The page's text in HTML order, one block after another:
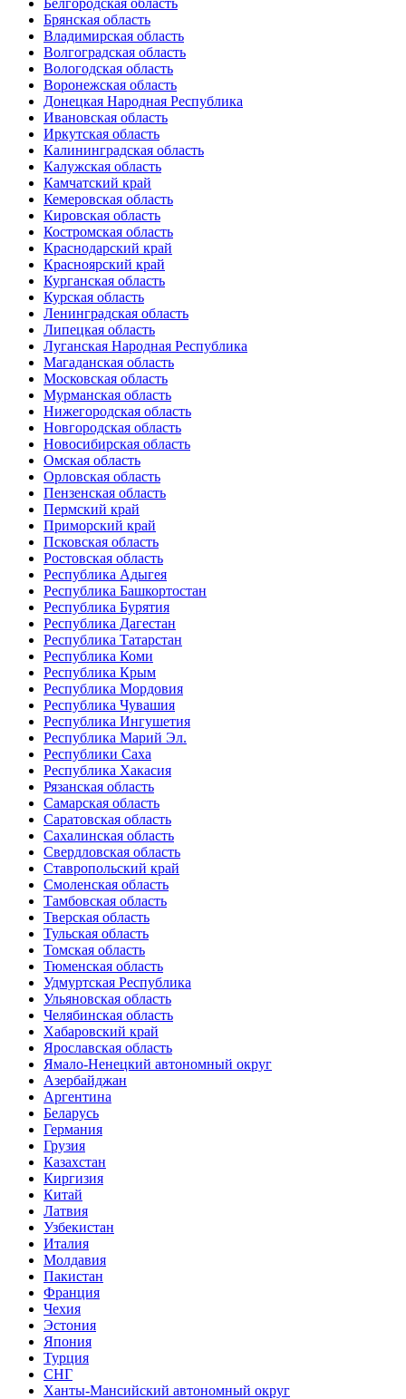
Белгородская область
Брянская область
Владимирская область
Волгоградская область
Вологодская область
Воронежская область
Донецкая Народная Республика
Ивановская область
Иркутская область
Калининградская область
Калужская область
Камчатский край
Кемеровская область
Кировская область
Костромская область
Краснодарский край
Красноярский край
Курганская область
Курская область
Ленинградская область
Липецкая область
Луганская Народная Республика
Магаданская область
Московская область
Мурманская область
Нижегородская область
Новгородская область
Новосибирская область
Омская область
Орловская область
Пензенская область
Пермский край
Приморский край
Псковская область
Ростовская область
Республика Адыгея
Республика Башкортостан
Республика Бурятия
Республика Дагестан
Республика Татарстан
Республика Коми
Республика Крым
Республика Мордовия
Республика Чувашия
Республика Ингушетия
Республика Марий Эл.
Республики Саха
Республика Хакасия
Рязанская область
Самарская область
Саратовская область
Сахалинская область
Свердловская область
Ставропольский край
Смоленская область
Тамбовская область
Тверская область
Тульская область
Томская область
Тюменская область
Удмуртская Республика
Ульяновская область
Челябинская область
Хабаровский край
Ярославская область
Ямало-Ненецкий автономный округ
Азербайджан
Аргентина
Беларусь
Германия
Грузия
Казахстан
Киргизия
Китай
Латвия
Узбекистан
Италия
Молдавия
Пакистан
Франция
Чехия
Эстония
Япония
Турция
СНГ
Ханты-Мансийский автономный округ